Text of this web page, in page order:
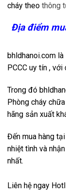
cháy theo thông
Địa điểm
bhldhanoi.com
PCCC uy tín ,
Trong đó
Phòng cháy
hãng sản xuất
Đến mua hàng
nhiệt tình và
nhất.
Liên hệ ngay